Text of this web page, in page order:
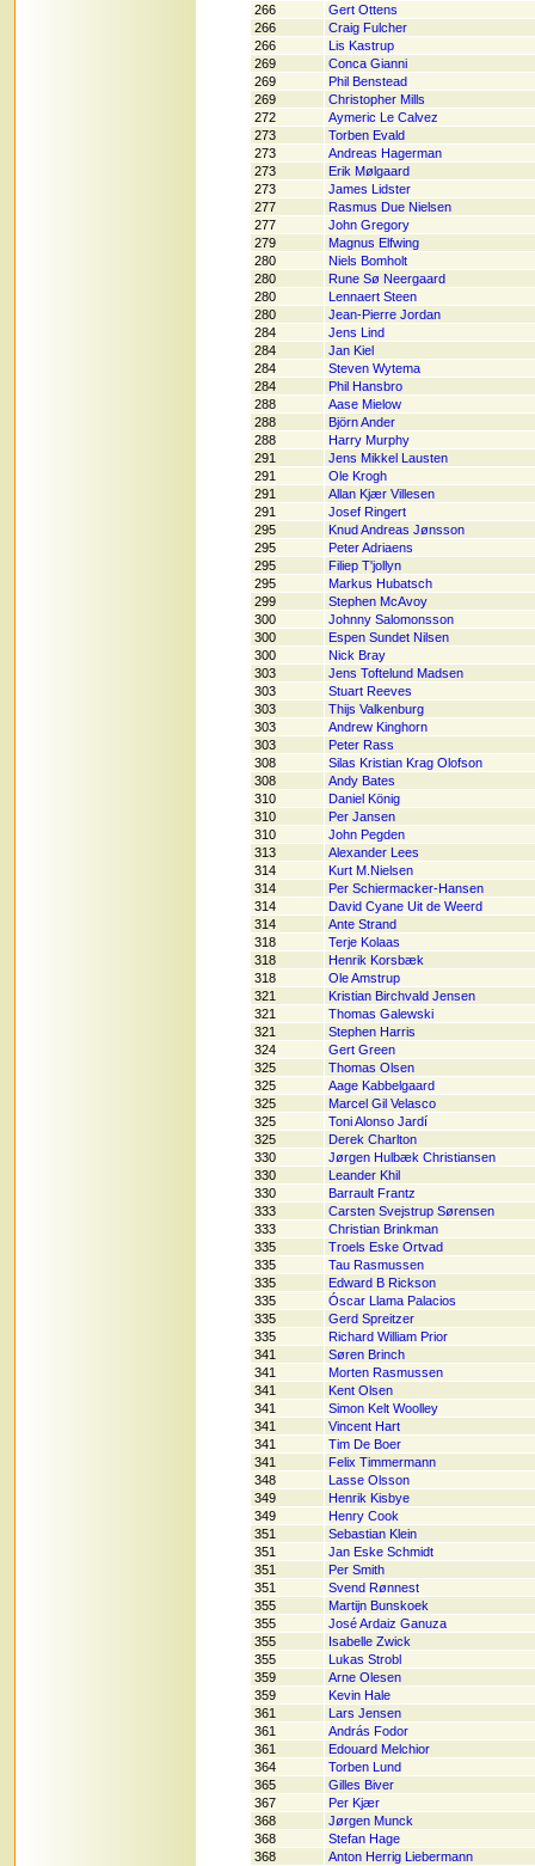
266
Gert Ottens
266
Craig Fulcher
266
Lis Kastrup
269
Conca Gianni
269
Phil Benstead
269
Christopher Mills
272
Aymeric Le Calvez
273
Torben Evald
273
Andreas Hagerman
273
Erik Mølgaard
273
James Lidster
277
Rasmus Due Nielsen
277
John Gregory
279
Magnus Elfwing
280
Niels Bomholt
280
Rune Sø Neergaard
280
Lennaert Steen
280
Jean-Pierre Jordan
284
Jens Lind
284
Jan Kiel
284
Steven Wytema
284
Phil Hansbro
288
Aase Mielow
288
Björn Ander
288
Harry Murphy
291
Jens Mikkel Lausten
291
Ole Krogh
291
Allan Kjær Villesen
291
Josef Ringert
295
Knud Andreas Jønsson
295
Peter Adriaens
295
Filiep T'jollyn
295
Markus Hubatsch
299
Stephen McAvoy
300
Johnny Salomonsson
300
Espen Sundet Nilsen
300
Nick Bray
303
Jens Toftelund Madsen
303
Stuart Reeves
303
Thijs Valkenburg
303
Andrew Kinghorn
303
Peter Rass
308
Silas Kristian Krag Olofson
308
Andy Bates
310
Daniel König
310
Per Jansen
310
John Pegden
313
Alexander Lees
314
Kurt M.Nielsen
314
Per Schiermacker-Hansen
314
David Cyane Uit de Weerd
314
Ante Strand
318
Terje Kolaas
318
Henrik Korsbæk
318
Ole Amstrup
321
Kristian Birchvald Jensen
321
Thomas Galewski
321
Stephen Harris
324
Gert Green
325
Thomas Olsen
325
Aage Kabbelgaard
325
Marcel Gil Velasco
325
Toni Alonso Jardí
325
Derek Charlton
330
Jørgen Hulbæk Christiansen
330
Leander Khil
330
Barrault Frantz
333
Carsten Svejstrup Sørensen
333
Christian Brinkman
335
Troels Eske Ortvad
335
Tau Rasmussen
335
Edward B Rickson
335
Óscar Llama Palacios
335
Gerd Spreitzer
335
Richard William Prior
341
Søren Brinch
341
Morten Rasmussen
341
Kent Olsen
341
Simon Kelt Woolley
341
Vincent Hart
341
Tim De Boer
341
Felix Timmermann
348
Lasse Olsson
349
Henrik Kisbye
349
Henry Cook
351
Sebastian Klein
351
Jan Eske Schmidt
351
Per Smith
351
Svend Rønnest
355
Martijn Bunskoek
355
José Ardaiz Ganuza
355
Isabelle Zwick
355
Lukas Strobl
359
Arne Olesen
359
Kevin Hale
361
Lars Jensen
361
András Fodor
361
Edouard Melchior
364
Torben Lund
365
Gilles Biver
367
Per Kjær
368
Jørgen Munck
368
Stefan Hage
368
Anton Herrig Liebermann